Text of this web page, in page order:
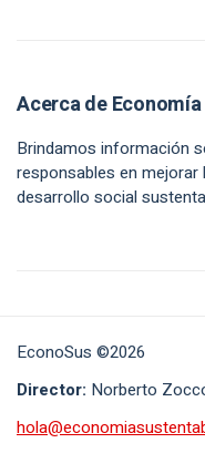
Acerca de
Brindamos información
responsables en mejorar
desarrollo social
EconoSus ©2026
Director: Norberto